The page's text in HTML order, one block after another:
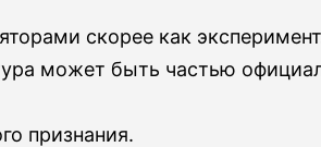
скорее как
может быть частью
признания.